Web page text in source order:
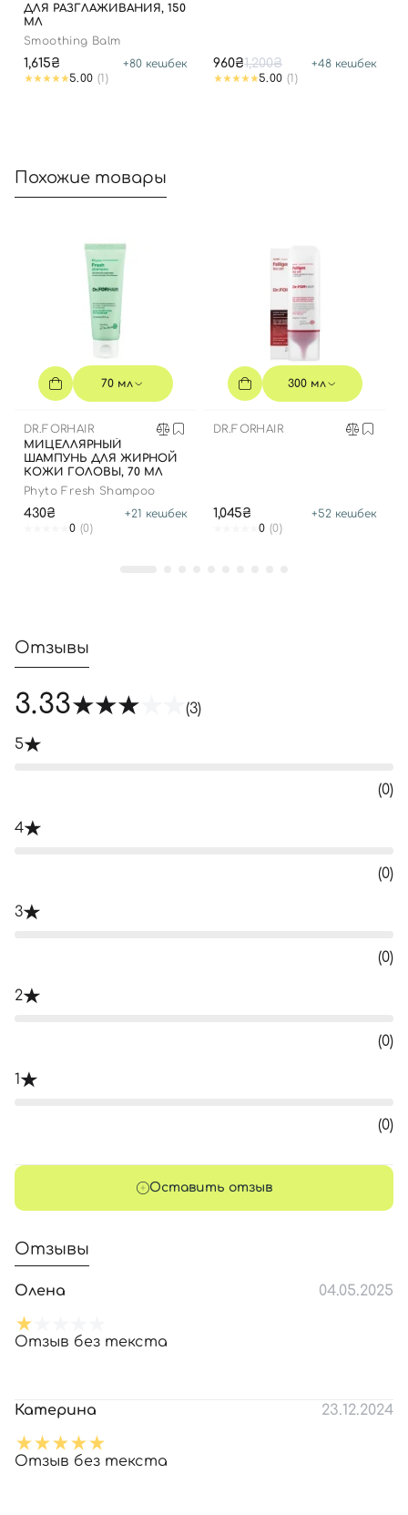
ДЛЯ РАЗГЛАЖИВАНИЯ, 150
МЛ
Smoothing Balm
1,615₴ +80 кешбек
5.00 (1)
960₴1,200₴ +48 кешбек
5.00 (1)
Похожие товары
70 мл
DR.FORHAIR
МИЦЕЛЛЯРНЫЙ
ШАМПУНЬ ДЛЯ ЖИРНОЙ
КОЖИ ГОЛОВЫ, 70 МЛ
Phyto Fresh Shampoo
430₴ +21 кешбек
0 (0)
300 мл
DR.FORHAIR
1,045₴ +52 кешбек
0 (0)
Отзывы
3.33 (3)
5
(0)
4
(0)
3
(0)
2
(0)
1
(0)
Оставить отзыв
Отзывы
Олена 04.05.2025
Отзыв без текста
Катерина 23.12.2024
Отзыв без текста
Отправляя форму для авторизации/регистрации, вы
принимаете условия
Пользовательские соглашения